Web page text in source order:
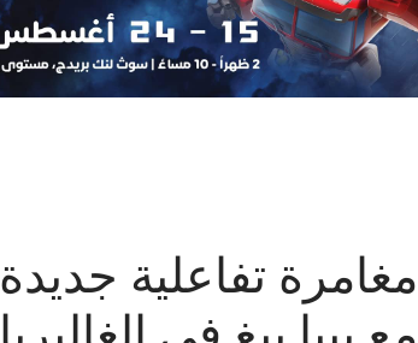
مغامرة تفاعلية جديدة